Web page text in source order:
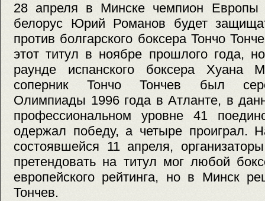
28 апреля в Минске чемпион Европы
белорус Юрий Романов будет
против болгарского боксера Тончо
этот титул в ноябре прошлого года,
раунде испанского боксера Хуана
соперник Тончо Тончев был
Олимпиады 1996 года в Атланте, в
профессиональном уровне 41
одержал победу, а четыре проиграл.
состоявшейся 11 апреля,
претендовать на титул мог любой
европейского рейтинга, но в Минск
Тончев.